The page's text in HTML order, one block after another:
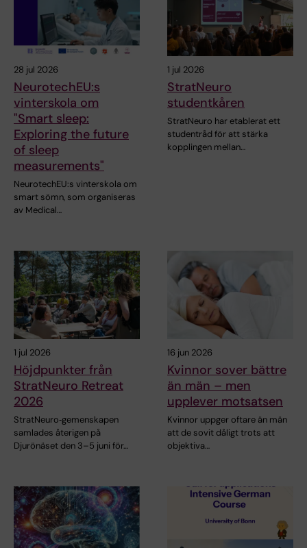
28 jul 2026
NeurotechEU:s
vinterskola om
"Smart sleep:
Exploring the future
of sleep
measurements"
NeurotechEU:s vinterskola om
smart sömn, som organiseras
av Medical…
1 jul 2026
StratNeuro
studentkåren
StratNeuro har etablerat ett
studentråd för att stärka
kopplingen mellan…
1 jul 2026
Höjdpunkter från
StratNeuro Retreat
2026
StratNeuro‑gemenskapen
samlades återigen på
Djurönäset den 3–5 juni för…
16 jun 2026
Kvinnor sover bättre
än män – men
upplever motsatsen
Kvinnor uppger oftare än män
att de sovit dåligt trots att
objektiva…